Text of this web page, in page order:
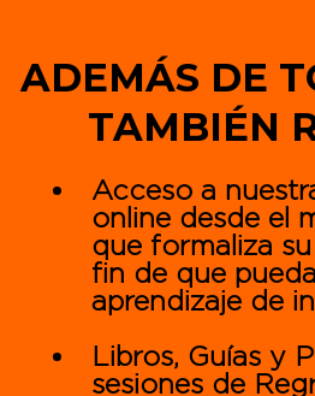
ADEMÁS DE
TAMBIÉN
Acceso a
online desde el
que formaliza
fin de que
aprendizaje de
Libros, Guías y
sesiones de